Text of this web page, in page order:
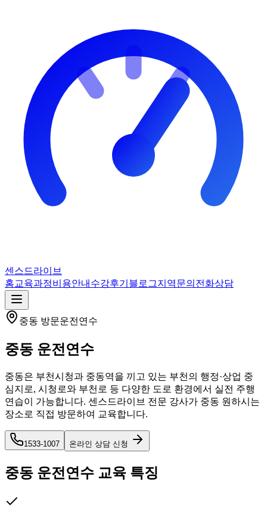
센스드라이브
홈교육과정비용안내 수강후기 블로그지역문의 전화상담
중동 방문운전연수
중동 운전연수
중동은 부천시청과 중동역을 끼고 있는 부천의 행정·상업 중
심지로, 시청로와 부천로 등 다양한 도로 환경에서 실전 주행
연습이 가능합니다. 센스드라이브 전문 강사가 중동 원하시는
장소로 직접 방문하여 교육합니다.
1533-1007 온라인 상담 신청
중동 운전연수 교육 특징